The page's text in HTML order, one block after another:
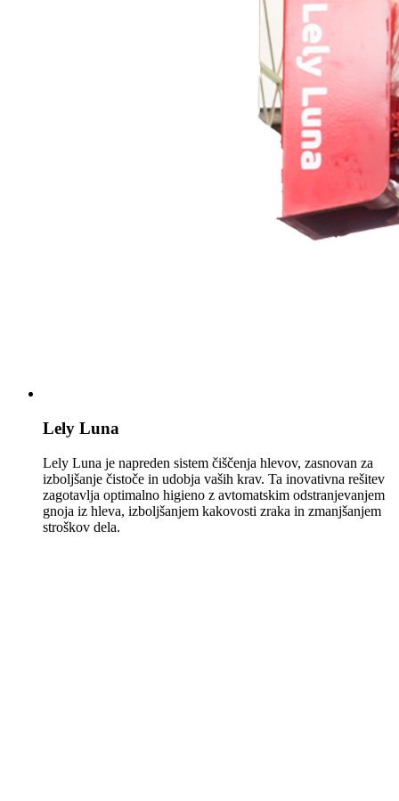
Lely Luna
Lely Luna je napreden sistem čiščenja hlevov, zasnovan za
izboljšanje čistoče in udobja vaših krav. Ta inovativna rešitev
zagotavlja optimalno higieno z avtomatskim odstranjevanjem
gnoja iz hleva, izboljšanjem kakovosti zraka in zmanjšanjem
stroškov dela.